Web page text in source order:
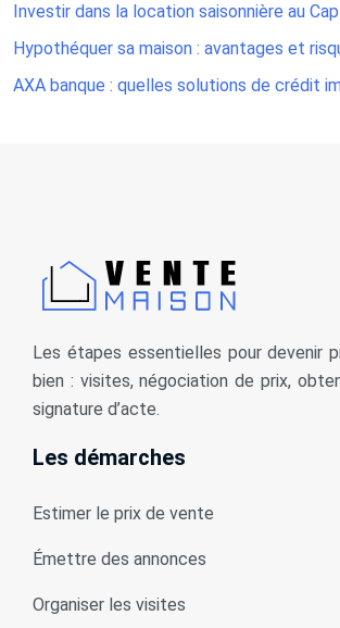
Investir dans la location saisonnière au Cap
Hypothéquer sa maison : avantages et
AXA banque : quelles solutions de crédit
Les étapes essentielles pour devenir
bien : visites, négociation de prix,
signature d’acte.
Les démarches
Estimer le prix de vente
Émettre des annonces
Organiser les visites